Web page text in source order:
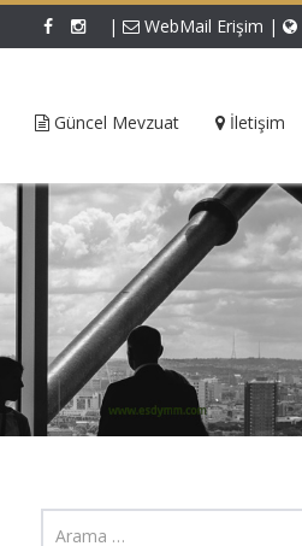
| WebMail Erişim |
Güncel Mevzuat İletişim